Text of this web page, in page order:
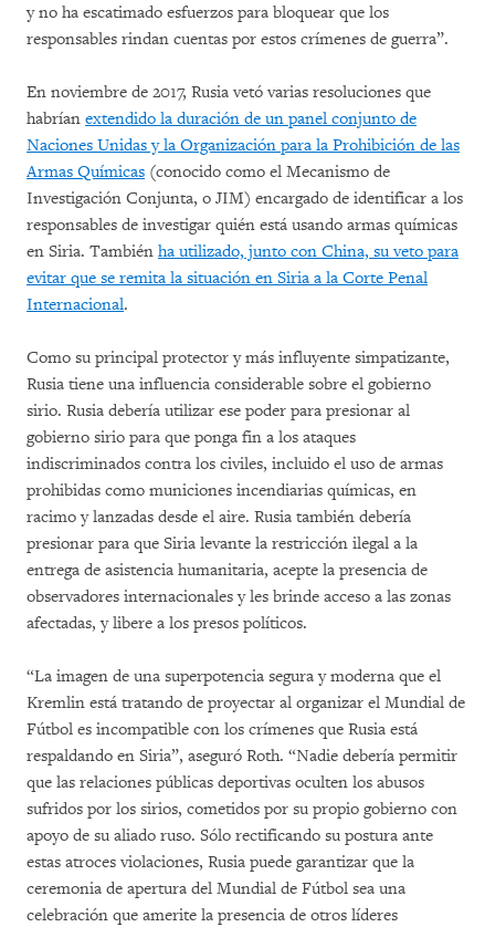
y no ha escatimado esfuerzos para bloquear que los
responsables rindan cuentas por estos crímenes de guerra”.
En noviembre de 2017, Rusia vetó varias resoluciones que
habrían extendido la duración de un panel conjunto de
Naciones Unidas y la Organización para la Prohibición de las
Armas Químicas (conocido como el Mecanismo de
Investigación Conjunta, o JIM) encargado de identificar a los
responsables de investigar quién está usando armas químicas
en Siria. También ha utilizado, junto con China, su veto para
evitar que se remita la situación en Siria a la Corte Penal
Internacional.
Como su principal protector y más influyente simpatizante,
Rusia tiene una influencia considerable sobre el gobierno
sirio. Rusia debería utilizar ese poder para presionar al
gobierno sirio para que ponga fin a los ataques
indiscriminados contra los civiles, incluido el uso de armas
prohibidas como municiones incendiarias químicas, en
racimo y lanzadas desde el aire. Rusia también debería
presionar para que Siria levante la restricción ilegal a la
entrega de asistencia humanitaria, acepte la presencia de
observadores internacionales y les brinde acceso a las zonas
afectadas, y libere a los presos políticos.
“La imagen de una superpotencia segura y moderna que el
Kremlin está tratando de proyectar al organizar el Mundial de
Fútbol es incompatible con los crímenes que Rusia está
respaldando en Siria”, aseguró Roth. “Nadie debería permitir
que las relaciones públicas deportivas oculten los abusos
sufridos por los sirios, cometidos por su propio gobierno con
apoyo de su aliado ruso. Sólo rectificando su postura ante
estas atroces violaciones, Rusia puede garantizar que la
ceremonia de apertura del Mundial de Fútbol sea una
celebración que amerite la presencia de otros líderes